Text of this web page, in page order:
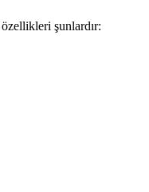
şunlardır: